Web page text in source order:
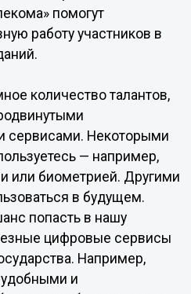
помогут
работу участников в
количество талантов,
сервисами. Некоторыми
— например,
или биометрией. Другими
в будущем.
попасть в нашу
цифровые сервисы
Например,
и